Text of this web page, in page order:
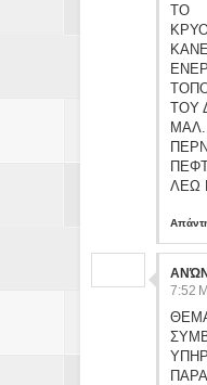
ΤΟ
ΤΟΥ
ΛΕΩ
7:52